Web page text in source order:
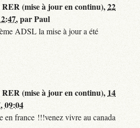
RER (mise à jour en continu),22
,parPaul
ADSL la mise à jour a été
(mise à jour en continu), 14
09:04
en france !!!venez vivre au canada